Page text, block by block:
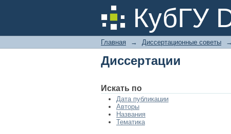
КубГУ
Диссертации
Главная → Диссертационные советы →
Диссертации
Искать по
Дата публикации
Авторы
Названия
Тематика